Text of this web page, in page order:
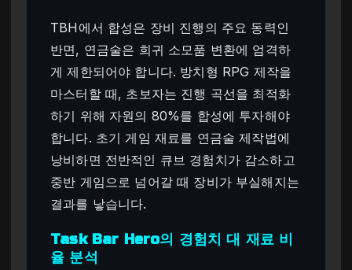
TBH에서 합성은 장비 진행의 주요 동력인
반면, 연금술은 희귀 소모품 변환에 엄격하
게 제한되어야 합니다. 방치형 RPG 제작을
마스터할 때, 초보자는 진행 곡선을 최적화
하기 위해 자원의 80%를 합성에 투자해야
합니다. 초기 게임 재료를 연금술 제작법에
낭비하면 전반적인 큐브 경험치가 감소하고
중반 게임으로 넘어갈 때 장비가 부실해지는
결과를 낳습니다.
Task Bar Hero의 경험치 대 재료 비
율 분석